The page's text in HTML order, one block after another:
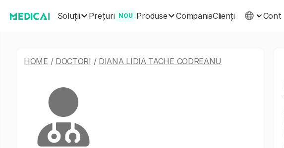
Soluții Prețuri NOU Produse CompaniaClienți Cont
HOME / DOCTORI / DIANA LIDIA TACHE CODREANU